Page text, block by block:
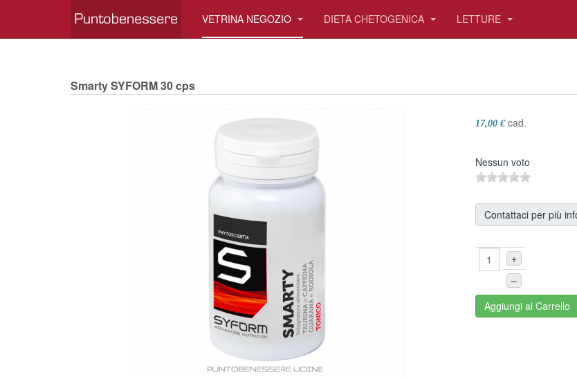
VETRINA NEGOZIO DIETA CHETOGENICA LETTURE
Smarty SYFORM 30 cps
17,00 € cad.
Nessun voto
Contattaci per più
+
–
Aggiungi al Carrello